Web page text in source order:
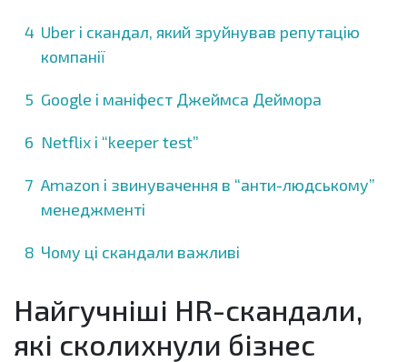
Uber і скандал, який зруйнував репутацію
компанії
Google і маніфест Джеймса Деймора
Netflix і “keeper test”
Amazon і звинувачення в “анти-людському”
менеджменті
Чому ці скандали важливі
Найгучніші HR-скандали,
які сколихнули бізнес